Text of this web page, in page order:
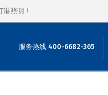
照明！
服务热线 400-6682-365